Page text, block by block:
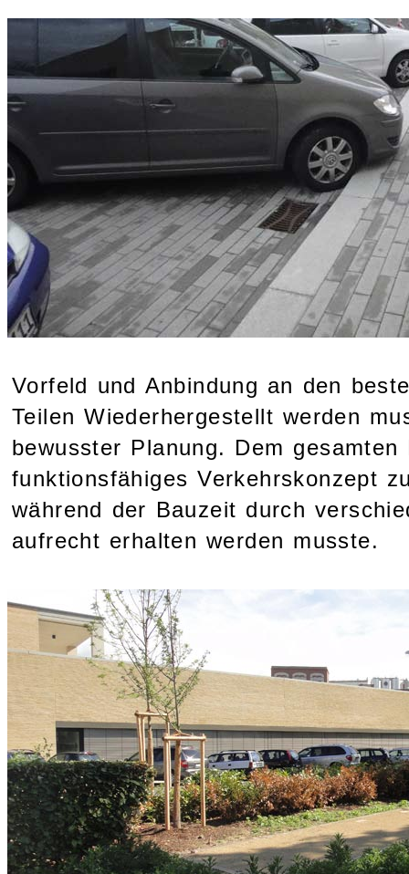
Vorfeld und Anbindung an den
Teilen Wiederhergestellt werden
bewusster Planung. Dem
funktionsfähiges Verkehrskonzept
während der Bauzeit durch
aufrecht erhalten werden musste.